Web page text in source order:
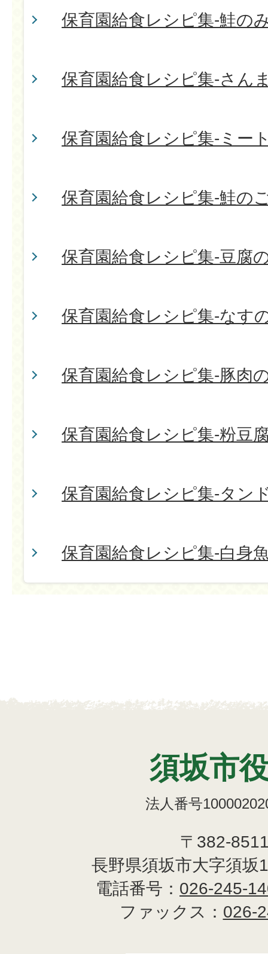
保育園給食レシピ集-鮭の
保育園給食レシピ集-さん
保育園給食レシピ集-ミー
保育園給食レシピ集-鮭の
保育園給食レシピ集-豆腐
保育園給食レシピ集-なす
保育園給食レシピ集-豚肉
保育園給食レシピ集-粉豆
保育園給食レシピ集-タン
保育園給食レシピ集-白身
須坂市
法人番号
〒382-
長野県須坂市大字須坂
電話番号： 026-245-
ファックス： 026-